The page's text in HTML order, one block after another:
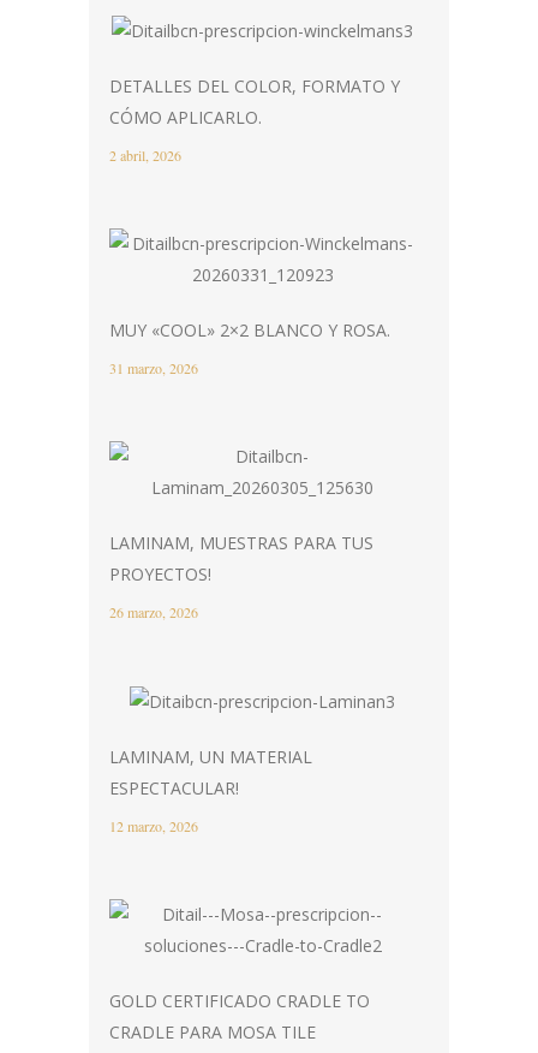
DETALLES DEL COLOR, FORMATO Y
CÓMO APLICARLO.
2 abril, 2026
MUY «COOL» 2×2 BLANCO Y ROSA.
31 marzo, 2026
LAMINAM, MUESTRAS PARA TUS
PROYECTOS!
26 marzo, 2026
LAMINAM, UN MATERIAL
ESPECTACULAR!
12 marzo, 2026
GOLD CERTIFICADO CRADLE TO
CRADLE PARA MOSA TILE